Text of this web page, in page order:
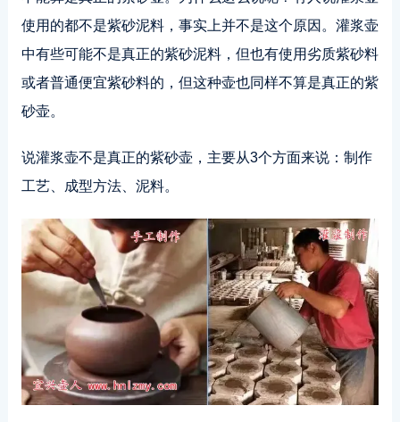
使用的都不是紫砂泥料，事实上并不是这个原因。灌浆壶
中有些可能不是真正的紫砂泥料，但也有使用劣质紫砂料
或者普通便宜紫砂料的，但这种壶也同样不算是真正的紫
砂壶。
说灌浆壶不是真正的紫砂壶，主要从3个方面来说：制作
工艺、成型方法、泥料。